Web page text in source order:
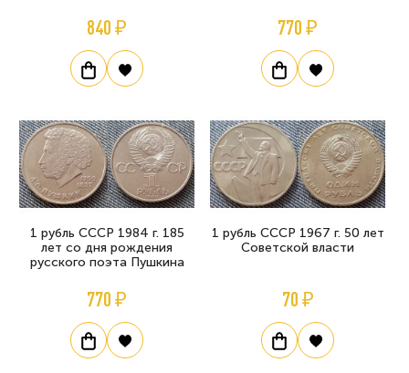
840 ₽ 770 ₽
1 рубль СССР 1984 г. 185
лет со дня рождения
русского поэта Пушкина
770 ₽
1 рубль СССР 1967 г. 50 лет
Советской власти
70 ₽